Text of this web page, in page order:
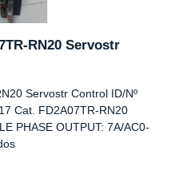
RN20 Servostr
Servostr Control ID/Nº
Cat. FD2A07TR-RN20
PHASE OUTPUT: 7A/AC0-